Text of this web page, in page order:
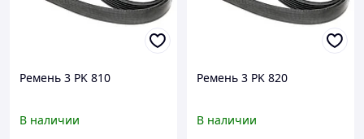
Ремень 3 PK 810
В наличии
Ремень 3 PK 820
В наличии